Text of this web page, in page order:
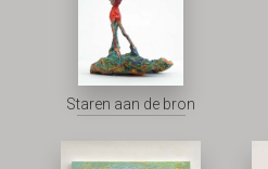
Staren aan de bron